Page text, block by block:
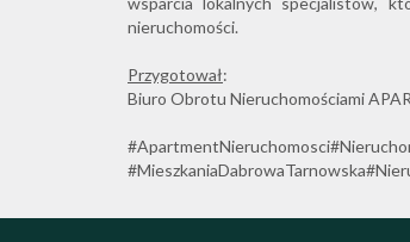
nieruchomości.
Przygotował:
Biuro Obrotu Nieruchomościami